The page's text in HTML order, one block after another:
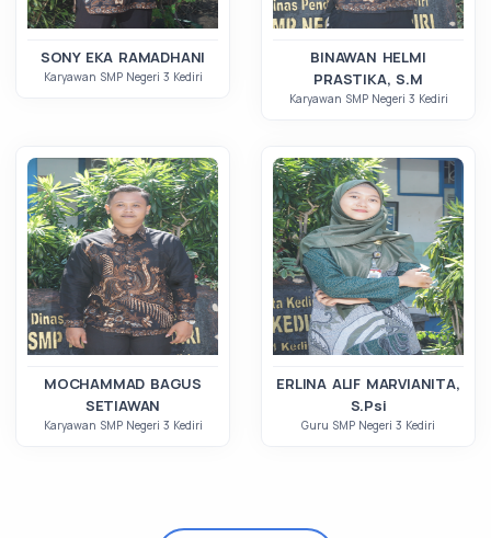
SONY EKA RAMADHANI
Karyawan SMP Negeri 3 Kediri
BINAWAN HELMI
PRASTIKA, S.M
Karyawan SMP Negeri 3 Kediri
MOCHAMMAD BAGUS
SETIAWAN
Karyawan SMP Negeri 3 Kediri
ERLINA ALIF MARVIANITA,
S.Psi
Guru SMP Negeri 3 Kediri